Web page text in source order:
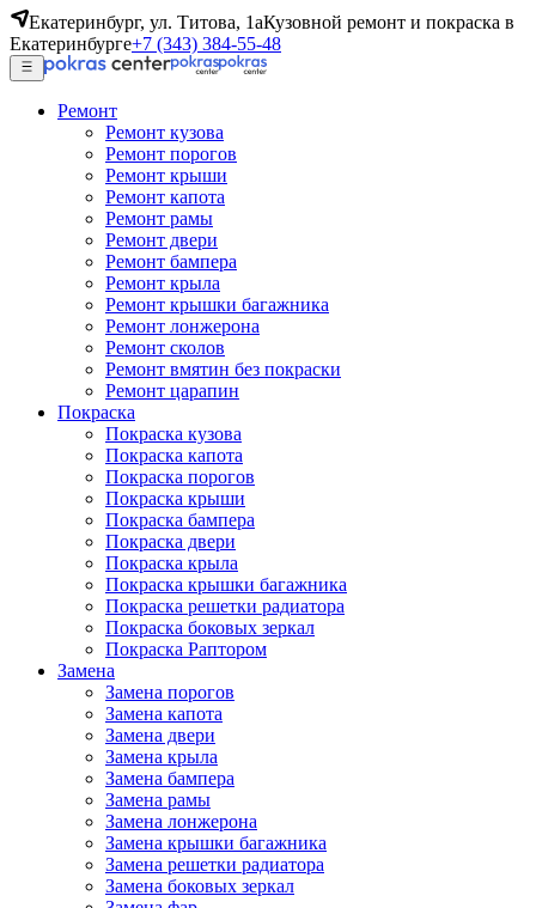
Екатеринбург, ул. Титова, 1аКузовной ремонт и покраска в
Екатеринбурге+7 (343) 384-55-48
Ремонт
Ремонт кузова
Ремонт порогов
Ремонт крыши
Ремонт капота
Ремонт рамы
Ремонт двери
Ремонт бампера
Ремонт крыла
Ремонт крышки багажника
Ремонт лонжерона
Ремонт сколов
Ремонт вмятин без покраски
Ремонт царапин
Покраска
Покраска кузова
Покраска капота
Покраска порогов
Покраска крыши
Покраска бампера
Покраска двери
Покраска крыла
Покраска крышки багажника
Покраска решетки радиатора
Покраска боковых зеркал
Покраска Раптором
Замена
Замена порогов
Замена капота
Замена двери
Замена крыла
Замена бампера
Замена рамы
Замена лонжерона
Замена крышки багажника
Замена решетки радиатора
Замена боковых зеркал